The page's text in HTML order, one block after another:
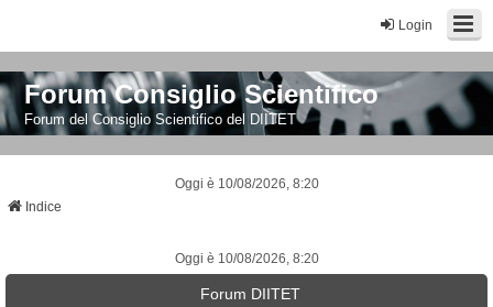
Login
Forum Consiglio Scientifico
Forum del Consiglio Scientifico del DIITET
Oggi è 10/08/2026, 8:20
Indice
Oggi è 10/08/2026, 8:20
Forum DIITET